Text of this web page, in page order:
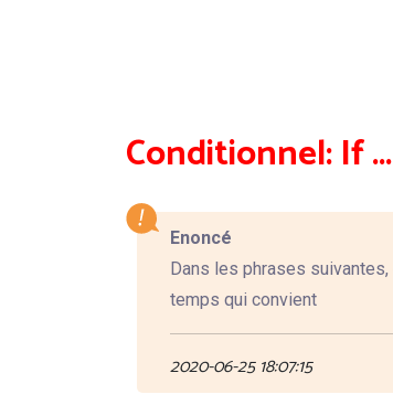
Conditionnel: If
Enoncé
Dans les phrases
temps qui convient
2020-06-25 18:07:15